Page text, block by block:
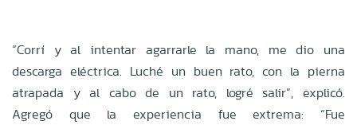
“Corrí y al intentar agarrarle la mano, me dio una
descarga eléctrica. Luché un buen rato, con la pierna
atrapada y al cabo de un rato, logré salir”, explicó.
Agregó que la experiencia fue extrema: “Fue